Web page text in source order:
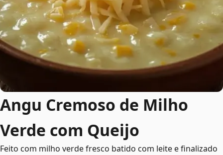
Angu Cremoso de Milho
Verde com Queijo
Feito com milho verde fresco batido com leite e finalizado